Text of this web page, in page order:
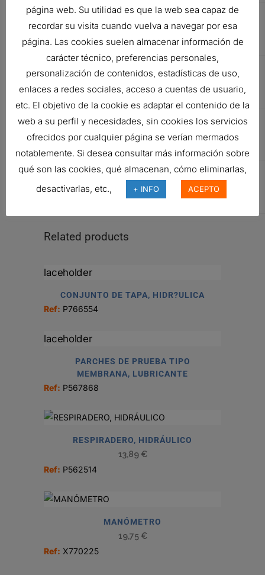
BIG A 91123
HYDRAULIC
FILTER,
SPIN-ON
HF550591
HYDRAULIC
VOITH 90610310
HYDRAULIC
FILTER,
SPIN-ON
VOITH 90610311
HYDRAULIC
FILTER,
Related products
CONJUNTO DE TAPA, HIDR?ULICA
Ref: P766554
PARCHES DE PRUEBA TIPO
MEMBRANA, LUBRICANTE
Ref: P567868
RESPIRADERO, HIDRÁULICO
13,89 €
Ref: P562514
MANÓMETRO
19,75 €
Ref: X770225
página web. Su utilidad es que la web sea capaz de
recordar su visita cuando vuelva a navegar por esa
página. Las cookies suelen almacenar información de
carácter técnico, preferencias personales,
personalización de contenidos, estadísticas de uso,
enlaces a redes sociales, acceso a cuentas de usuario,
etc. El objetivo de la cookie es adaptar el contenido de la
web a su perfil y necesidades, sin cookies los servicios
ofrecidos por cualquier página se verían mermados
notablemente. Si desea consultar más información sobre
qué son las cookies, qué almacenan, cómo eliminarlas,
desactivarlas, etc.,
+ INFO ACEPTO